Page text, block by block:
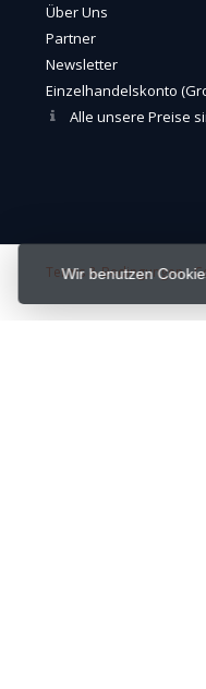
Über Uns
Partner
Newsletter
Einzelhandelskonto
Alle unsere Preise
Wir benutzen
Terms & Bedingungen-